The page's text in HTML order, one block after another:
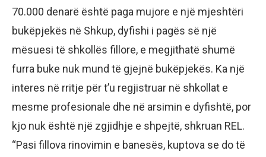
70.000 denarë është paga mujore e një mjeshtëri
bukëpjekës në Shkup, dyfishi i pagës së një
mësuesi të shkollës fillore, e megjithatë shumë
furra buke nuk mund të gjejnë bukëpjekës. Ka një
interes në rritje për t’u regjistruar në shkollat e
mesme profesionale dhe në arsimin e dyfishtë, por
kjo nuk është një zgjidhje e shpejtë, shkruan REL.
“Pasi fillova rinovimin e banesës, kuptova se do të